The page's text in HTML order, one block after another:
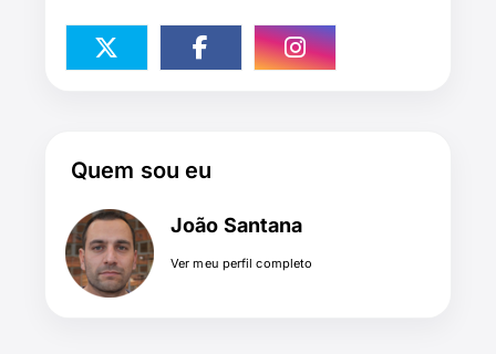
Quem sou eu
João Santana
Ver meu perfil completo